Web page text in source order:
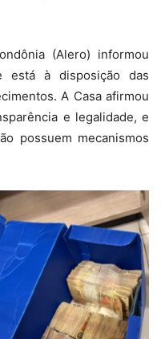
(Alero) informou
está à disposição das
A Casa afirmou
e legalidade, e
possuem mecanismos